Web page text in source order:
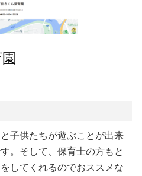
子供たちが遊ぶことが出来
。そして、保育士の方もと
してくれるのでおススメな